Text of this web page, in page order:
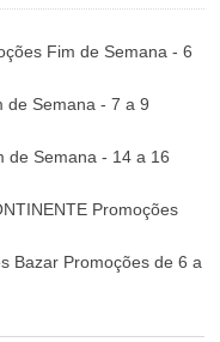
Fim de Semana - 6
de Semana - 7 a 9
de Semana - 14 a 16
Promoções
Bazar Promoções de 6 a